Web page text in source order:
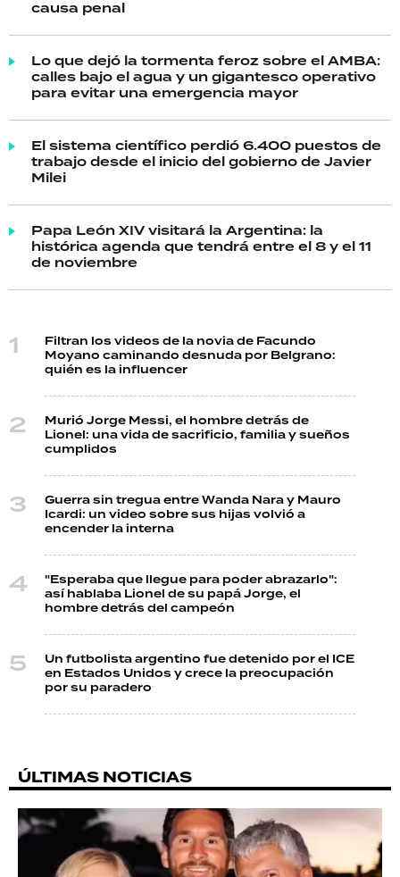
causa penal
Lo que dejó la tormenta feroz sobre el AMBA:
calles bajo el agua y un gigantesco operativo
para evitar una emergencia mayor
El sistema científico perdió 6.400 puestos de
trabajo desde el inicio del gobierno de Javier
Milei
Papa León XIV visitará la Argentina: la
histórica agenda que tendrá entre el 8 y el 11
de noviembre
Filtran los videos de la novia de Facundo
Moyano caminando desnuda por Belgrano:
quién es la influencer
Murió Jorge Messi, el hombre detrás de
Lionel: una vida de sacrificio, familia y sueños
cumplidos
Guerra sin tregua entre Wanda Nara y Mauro
Icardi: un video sobre sus hijas volvió a
encender la interna
"Esperaba que llegue para poder abrazarlo":
así hablaba Lionel de su papá Jorge, el
hombre detrás del campeón
Un futbolista argentino fue detenido por el ICE
en Estados Unidos y crece la preocupación
por su paradero
ÚLTIMAS NOTICIAS